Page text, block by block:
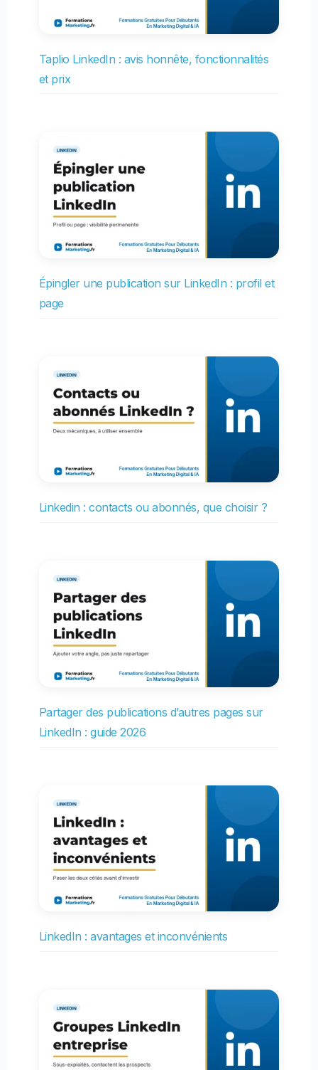
Taplio LinkedIn : avis honnête, fonctionnalités
et prix
Épingler une publication sur LinkedIn : profil et
page
Linkedin : contacts ou abonnés, que choisir ?
Partager des publications d’autres pages sur
LinkedIn : guide 2026
LinkedIn : avantages et inconvénients